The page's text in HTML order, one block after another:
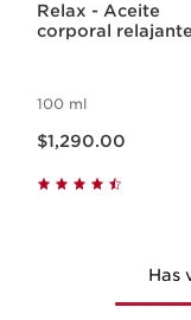
Relax - Aceite
corporal relajante
100 ml
$1,290.00
Has